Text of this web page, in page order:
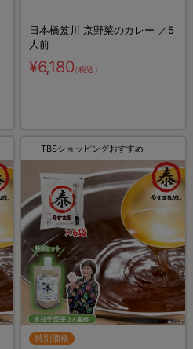
日本橋笈川 京野菜のカレー ／5
人前
¥6,180（税込）
TBSショッピングおすすめ
特別価格